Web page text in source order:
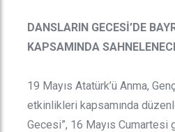
DANSLARIN GECESİ’DE
KAPSAMINDA
19 Mayıs Atatürk’ü Anma,
etkinlikleri kapsamında
Gecesi”, 16 Mayıs Cumartesi